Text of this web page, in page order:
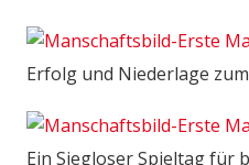
Erfolg und Niederlage
Ein Siegloser Spieltag für